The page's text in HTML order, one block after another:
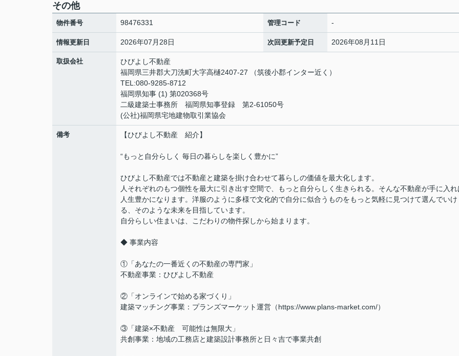
その他
物件番号 98476331 管理コード -
情報更新日 2026年07月28日 次回更新予定日 2026年08月11日
取扱会社
ひびよし不動産
福岡県三井郡大刀洗町大字高樋2407-27 （筑後小郡インター近く）
TEL:080-9285-8712
福岡県知事 (1) 第020368号
二級建築士事務所 福岡県知事登録 第2-61050号
(公社)福岡県宅地建物取引業協会
備考 【ひびよし不動産 紹介】
“もっと自分らしく 毎日の暮らしを楽しく豊かに”
ひびよし不動産では不動産と建築を掛け合わせて暮らしの価値を最大化します。
人それぞれのもつ個性を最大に引き出す空間で、もっと自分らしく生きられる。そんな不動産が手に入れ
人生豊かになります。洋服のように多様で文化的で自分に似合うものをもっと気軽に見つけて選んでいけ
る、そのような未来を目指しています。
自分らしい住まいは、こだわりの物件探しから始まります。
◆ 事業内容
①「あなたの一番近くの不動産の専門家」
不動産事業：ひびよし不動産
②「オンラインで始める家づくり」
建築マッチング事業：プランズマーケット運営（https://www.plans-market.com/）
③「建築×不動産 可能性は無限大」
共創事業：地域の工務店と建築設計事務所と日々吉で事業共創